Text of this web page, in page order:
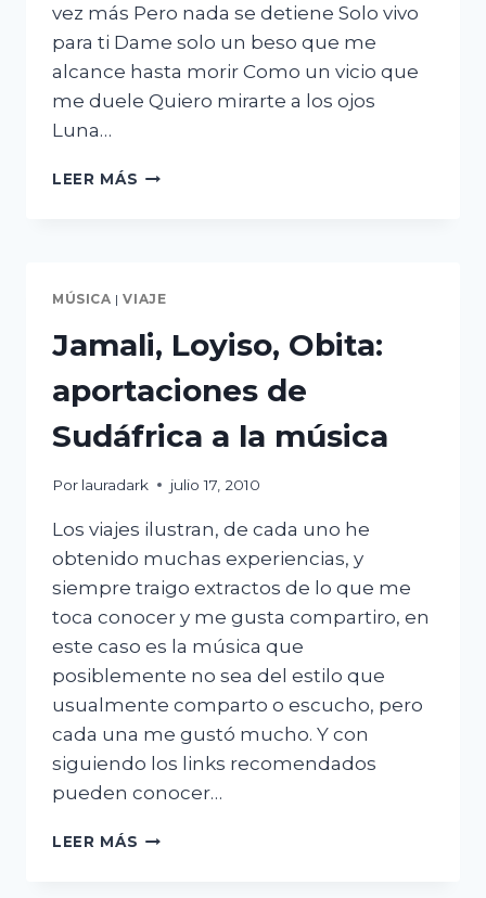
vez más Pero nada se detiene Solo vivo
para ti Dame solo un beso que me
alcance hasta morir Como un vicio que
me duele Quiero mirarte a los ojos
Luna…
LEER MÁS LUNA
MÚSICA |VIAJE
Jamali, Loyiso, Obita:
aportaciones de
Sudáfrica a la música
Por lauradark julio 17, 2010
Los viajes ilustran, de cada uno he
obtenido muchas experiencias, y
siempre traigo extractos de lo que me
toca conocer y me gusta compartiro, en
este caso es la música que
posiblemente no sea del estilo que
usualmente comparto o escucho, pero
cada una me gustó mucho. Y con
siguiendo los links recomendados
pueden conocer…
LEER MÁS JAMALI,